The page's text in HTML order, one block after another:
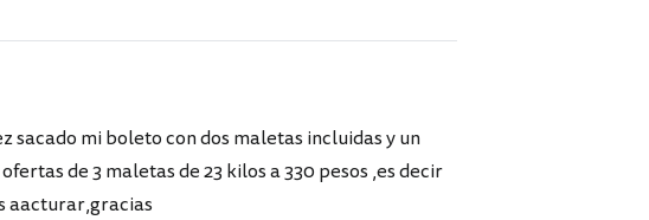
sacado mi boleto con dos maletas incluidas y un
de 3 maletas de 23 kilos a 330 pesos ,es decir
aacturar,gracias